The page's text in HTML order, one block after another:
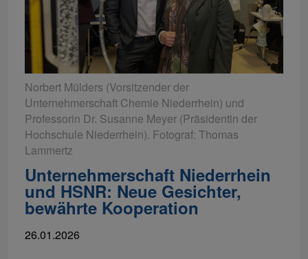
Norbert Mülders (Vorsitzender der
Unternehmerschaft Chemie Niederrhein) und
Professorin Dr. Susanne Meyer (Präsidentin der
Hochschule Niederrhein). Fotograf: Thomas
Lammertz
Unternehmerschaft Niederrhein
und HSNR: Neue Gesichter,
bewährte Kooperation
26.01.2026